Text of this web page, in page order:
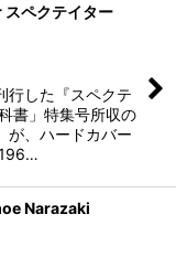
ペクテイター
行した『スペクテ
書」特集号所収の
が、ハードカバー
Narazaki